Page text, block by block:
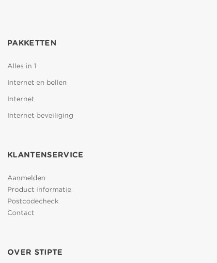
PAKKETTEN
Alles in 1
Internet en bellen
Internet
Internet beveiliging
KLANTENSERVICE
Aanmelden
Product informatie
Postcodecheck
Contact
OVER STIPTE